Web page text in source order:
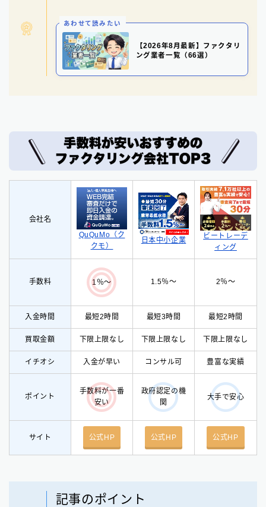
あわせて読みたい
【2026年8月最新】ファクタリ
ング業者一覧（66選）
会社名
QuQuMo（ク
クモ）
日本中小企業
ビートレーデ
ィング
手数料 1％〜 1.5％〜 2％〜
入金時間 最短2時間 最短3時間 最短2時間
買取金額 下限上限なし 下限上限なし 下限上限なし
イチオシ 入金が早い コンサル可 豊富な実績
ポイント
手数料が一番
安い
政府認定の機
関
大手で安心
サイト 公式HP 公式HP 公式HP
記事のポイント